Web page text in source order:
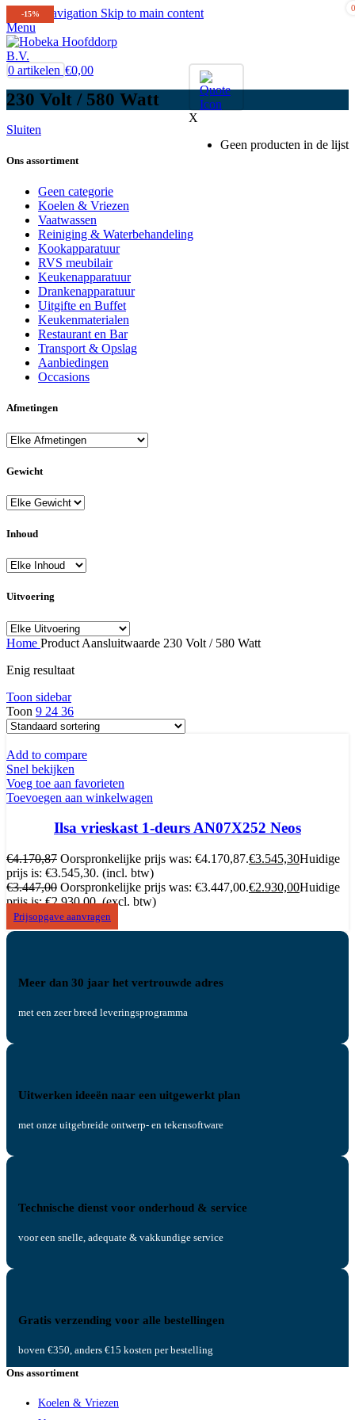
Skip to navigation Skip to main content
Menu
0
X
Geen producten in de lijst
0 artikelen €0,00
230 Volt / 580 Watt
Sluiten
Ons assortiment
Geen categorie
Koelen & Vriezen
Vaatwassen
Reiniging & Waterbehandeling
Kookapparatuur
RVS meubilair
Keukenapparatuur
Drankenapparatuur
Uitgifte en Buffet
Keukenmaterialen
Restaurant en Bar
Transport & Opslag
Aanbiedingen
Occasions
Afmetingen
Gewicht
Inhoud
Uitvoering
Home Product Aansluitwaarde 230 Volt / 580 Watt
Enig resultaat
Toon sidebar
Toon 9 24 36
-15%
Add to compare
Snel bekijken
Voeg toe aan favorieten
Toevoegen aan winkelwagen
Ilsa vrieskast 1-deurs AN07X252 Neos
€4.170,87 Oorspronkelijke prijs was: €4.170,87.€3.545,30Huidige
prijs is: €3.545,30. (incl. btw)
€3.447,00 Oorspronkelijke prijs was: €3.447,00.€2.930,00Huidige
prijs is: €2.930,00. (excl. btw)
Prijsopgave aanvragen
Meer dan 30 jaar het vertrouwde adres
met een zeer breed leveringsprogramma
Uitwerken ideeën naar een uitgewerkt plan
met onze uitgebreide ontwerp- en tekensoftware
Technische dienst voor onderhoud & service
voor een snelle, adequate & vakkundige service
Gratis verzending voor alle bestellingen
boven €350, anders €15 kosten per bestelling
Ons assortiment
Koelen & Vriezen